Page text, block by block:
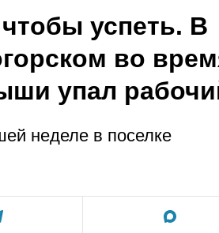
успеть. В
во
упал
неделе в поселке